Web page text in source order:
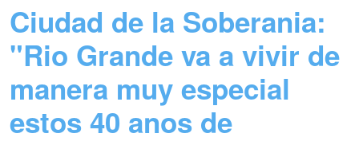
Ciudad de la Soberania:
"Rio Grande va a vivir de
manera muy especial
estos 40 anos de